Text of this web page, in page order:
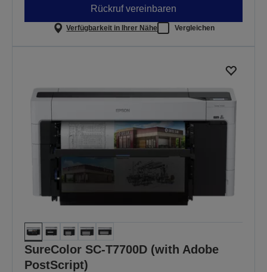
Rückruf vereinbaren
Verfügbarkeit in Ihrer Nähe Vergleichen
SureColor SC-T7700D (with Adobe
PostScript)